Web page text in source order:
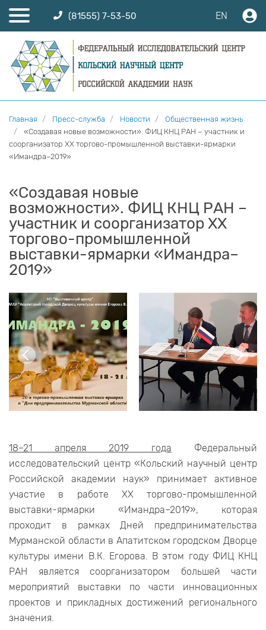
(81555) 7-53-50 EN
Главная Пресс-служба Новости
Общественная жизнь
«Создавая новые возможности». ФИЦ КНЦ РАН – участник и
соорганизатор XX торгово-промышленной выставки-ярмарки
«Имандра–2019»
«Создавая новые
возможности». ФИЦ КНЦ РАН –
участник и соорганизатор XX
торгово-промышленной
выставки-ярмарки «Имандра–
2019»
18–21 апреля 2019 года Федеральный
исследовательский центр «Кольский научный центр
Российской академии наук» принимает активное
участие в работе XX торгово-промышленной
выставки-ярмарки «Имандра–2019», которая
проходит в рамках Дней предпринимательства
Мурманской области в Апатитском городском Дворце
культуры имени В.К. Егорова. В этом году ФИЦ КНЦ
РАН является соорганизатором большей части
мероприятий выставки по части инновационных
проектов и прикладных достижений регионального
значения.